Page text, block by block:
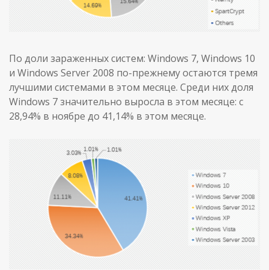
По доли зараженных систем: Windows 7, Windows 10
и Windows Server 2008 по-прежнему остаются тремя
лучшими системами в этом месяце. Среди них доля
Windows 7 значительно выросла в этом месяце: с
28,94% в ноябре до 41,14% в этом месяце.